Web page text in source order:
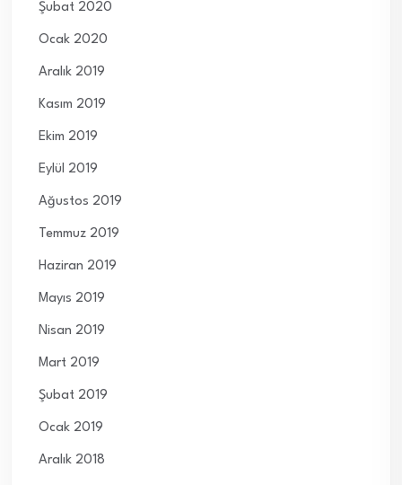
Şubat 2020
Ocak 2020
Aralık 2019
Kasım 2019
Ekim 2019
Eylül 2019
Ağustos 2019
Temmuz 2019
Haziran 2019
Mayıs 2019
Nisan 2019
Mart 2019
Şubat 2019
Ocak 2019
Aralık 2018